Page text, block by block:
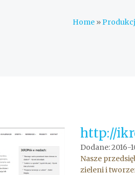
Home »
http://
Dodane: 2016-
Nasze
zieleni i